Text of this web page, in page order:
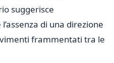
suggerisce
di una direzione
frammentati tra le